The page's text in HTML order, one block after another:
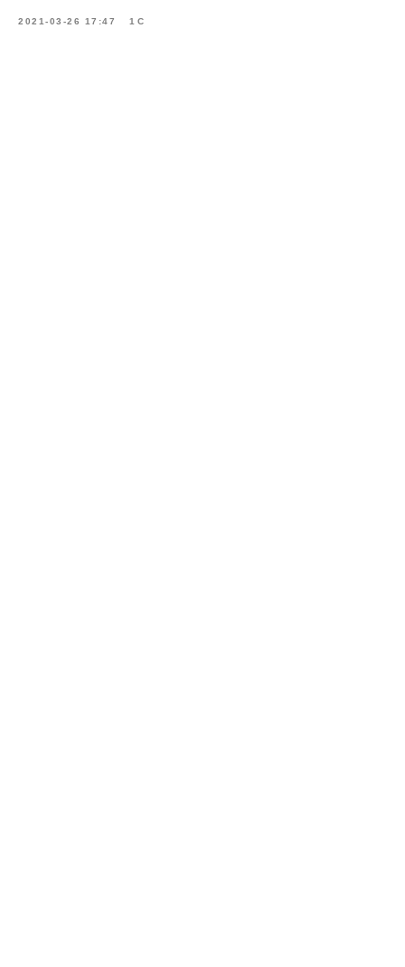
2021-03-26 17:47 1С